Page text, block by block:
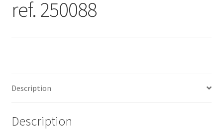
ref. 250088
Description
Description